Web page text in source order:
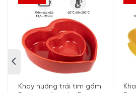
Tiện ích:
Phù hợp với mọi kích cỡ khay
Có thể sử dụng cho cả các loại
Thiết kế công thái học và
An toàn với máy rửa bát
Khay nướng trái tim gốm